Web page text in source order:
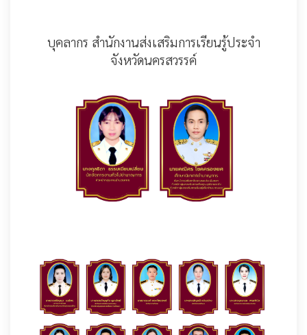
บุคลากร สำนักงานส่งเสริมการเรียนรู้ประจำ
จังหวัดนครสวรรค์